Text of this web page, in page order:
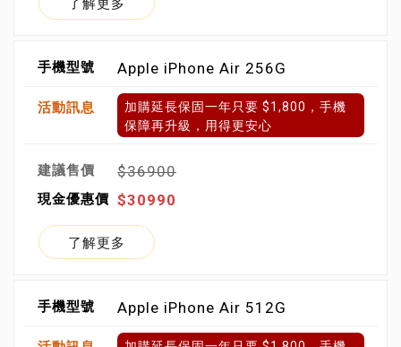
了解更多
Apple iPhone Air 256G
加購延長保固一年只要 $1,800，手機
保障再升級，用得更安心
$36900
$30990
了解更多
Apple iPhone Air 512G